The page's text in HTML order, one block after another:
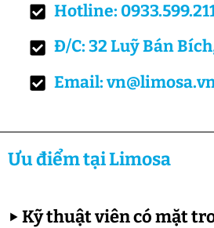
Hotline:
Đ/C: 32 Luỹ Bán
Email:
Ưu điểm tại Limosa
▶Kỹ thuật viên có mặt